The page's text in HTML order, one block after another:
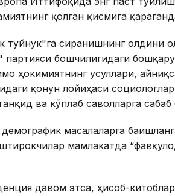
қолган қисмига
туйнук"га сирғанишнинг олдини
партияси бошчилигидаги
ҳокимиятнинг усуллари,
қонун лойиҳаси
ва кўплаб саволларга сабаб
масалаларга
мамлакатда
давом этса, ҳисоб-